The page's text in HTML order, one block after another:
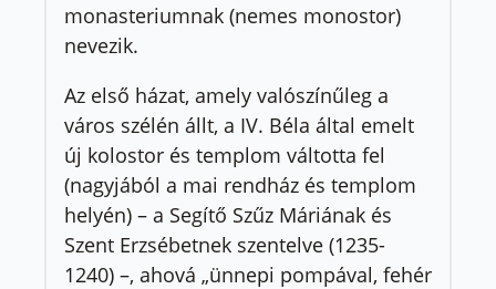
monasteriumnak (nemes monostor)
nevezik.
Az első házat, amely valószínűleg a
város szélén állt, a IV. Béla által emelt
új kolostor és templom váltotta fel
(nagyjából a mai rendház és templom
helyén) – a Segítő Szűz Máriának és
Szent Erzsébetnek szentelve (1235-
1240) –, ahová „ünnepi pompával, fehér